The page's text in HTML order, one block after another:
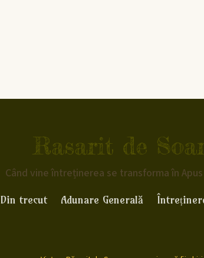
Rasarit de
Când vine întreținerea se transforma în
Din trecut Adunare Generală